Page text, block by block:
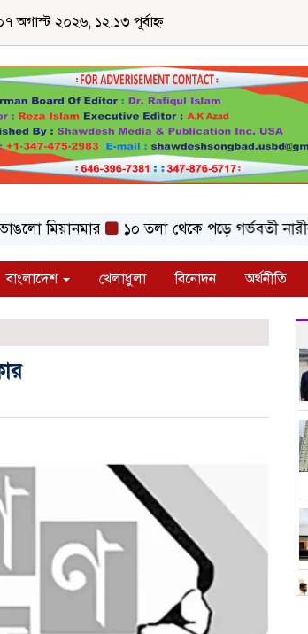
অগাস্ট ২০২৬, ১২:১৩ পূর্বাহ্ন
১০ তলা থেকে পড়ে গর্ভবতী নারীর
বাংলাদেশ খেলাধুলা বিনোদন অর্থনীতি